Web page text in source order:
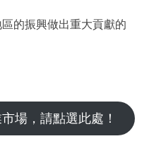
的振興做出重大貢獻的
場，請點選此處！